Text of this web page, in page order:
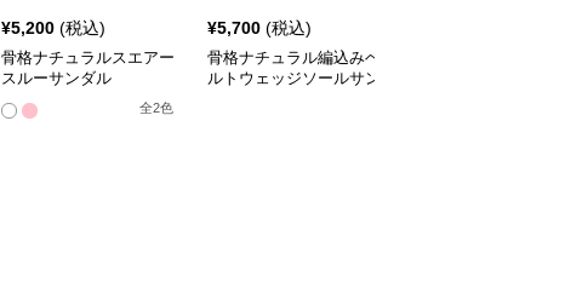
¥5,200 (税込)
骨格ナチュラルスエアー
スルーサンダル
全2色
¥5,700 (税込)
骨格ナチュラル編込みベ
ルトウェッジソールサン